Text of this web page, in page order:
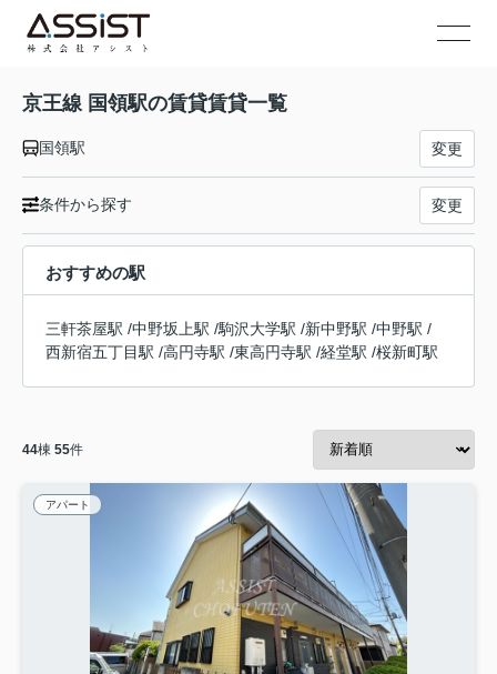
京王線 国領駅の賃貸賃貸一覧
国領駅 変更
条件から探す 変更
おすすめの駅
三軒茶屋駅 /中野坂上駅 /駒沢大学駅 /新中野駅 /中野駅 /
西新宿五丁目駅 /高円寺駅 /東高円寺駅 /経堂駅 /桜新町駅
44棟 55件
アパート